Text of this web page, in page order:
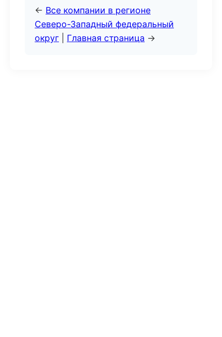
← Все компании в регионе
Северо-Западный федеральный
округ
Главная страница →